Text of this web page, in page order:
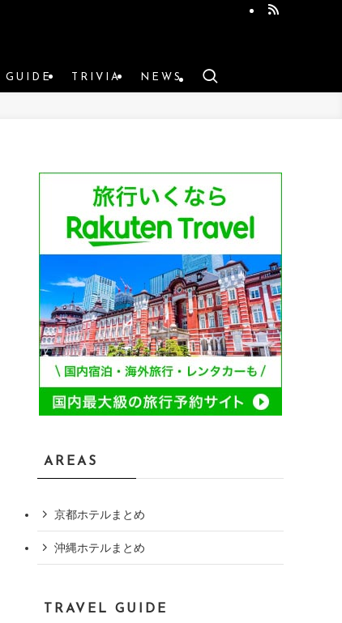
GUIDE TRIVIA NEWS
AREAS
京都ホテルまとめ
沖縄ホテルまとめ
TRAVEL GUIDE